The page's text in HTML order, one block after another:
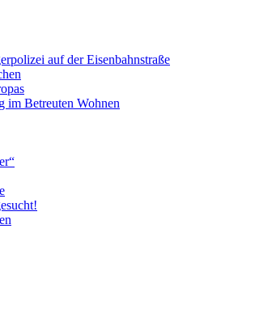
auf der Eisenbahnstraße
im Betreuten Wohnen